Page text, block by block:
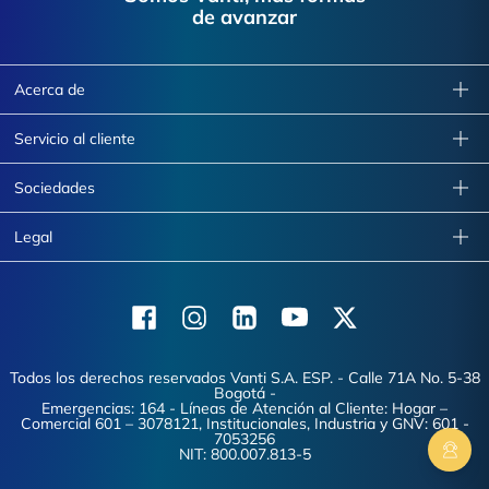
de avanzar
Acerca de
Servicio al cliente
Sociedades
Legal
FacebookInstagramLinkedinYoutubeX (Twitter)
Todos los derechos reservados Vanti S.A. ESP. - Calle 71A No. 5-38
Bogotá -
Emergencias: 164 - Líneas de Atención al Cliente: Hogar –
Comercial 601 – 3078121, Institucionales, Industria y GNV: 601 -
7053256
NIT: 800.007.813-5